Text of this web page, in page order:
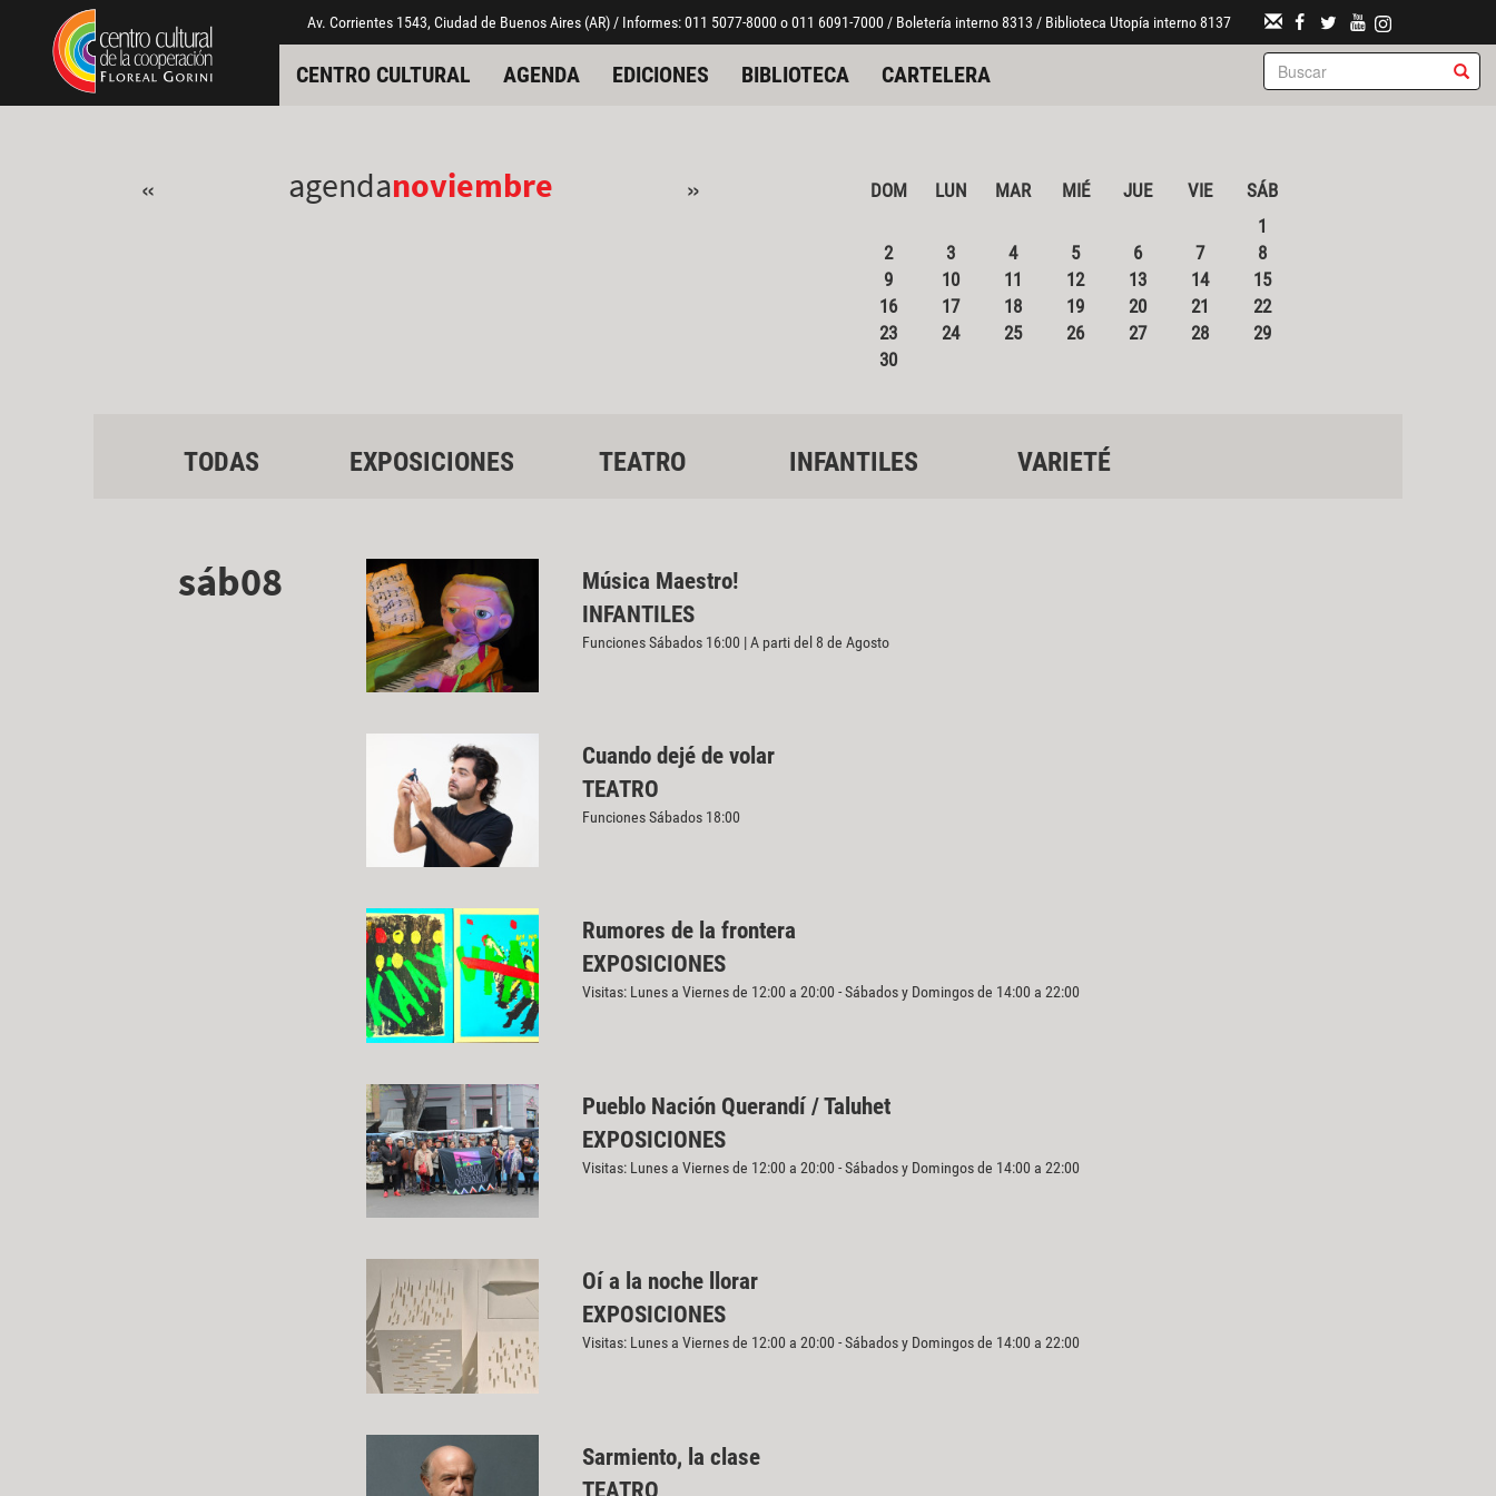
Pasar al contenido principal
Jump to main content Av. Corrientes 1543, Ciudad de Buenos Aires (AR) / Informes: 011 5077-8000 o 011 6091-7000 / Boletería interno 8313 / Biblioteca Utopía interno 8137
CENTRO CULTURAL AGENDA EDICIONES BIBLIOTECA CARTELERA
« agendanoviembre » DOM LUN MAR MIÉ JUE VIE
SÁB
1
2
3 4 5 6 7
8
9
10 11 12 13 14
15
16
17 18 19 20 21
22
23
24 25 26 27 28
29
30
TODAS EXPOSICIONES TEATRO INFANTILES VARIETÉ
sáb08
Música Maestro!
INFANTILES
Funciones Sábados 16:00 | A parti del 8 de Agosto
Cuando dejé de volar
TEATRO
Funciones Sábados 18:00
Rumores de la frontera
EXPOSICIONES
Visitas: Lunes a Viernes de 12:00 a 20:00 - Sábados y Domingos de 14:00 a 22:00
Pueblo Nación Querandí / Taluhet
EXPOSICIONES
Visitas: Lunes a Viernes de 12:00 a 20:00 - Sábados y Domingos de 14:00 a 22:00
Oí a la noche llorar
EXPOSICIONES
Visitas: Lunes a Viernes de 12:00 a 20:00 - Sábados y Domingos de 14:00 a 22:00
Sarmiento, la clase
TEATRO